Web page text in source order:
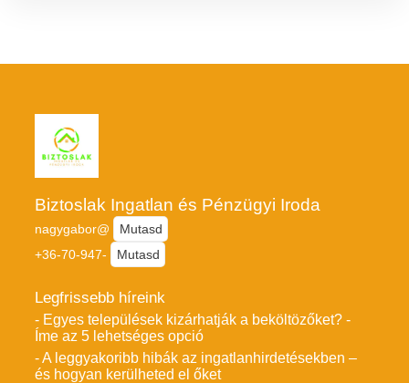
Biztoslak Ingatlan és Pénzügyi Iroda
nagygabor@
Mutasd
+36-70-947-
Mutasd
Legfrissebb híreink
- Egyes települések kizárhatják a beköltözőket? -
Íme az 5 lehetséges opció
- A leggyakoribb hibák az ingatlanhirdetésekben –
és hogyan kerülheted el őket